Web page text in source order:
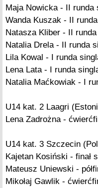
Maja Nowicka - II runda
Wanda Kuszak - II
Natasza Kliber - II
Natalia Drela - II runda
Lila Kowal - I runda
Lena Lata - I runda
Natalia Maćkowiak - I
U14 kat. 2 Laagri
Lena Zadrożna -
U14 kat. 3 Szczecin
Kajetan Kosiński - finał
Mateusz Uniewski -
Mikołaj Gawlik -